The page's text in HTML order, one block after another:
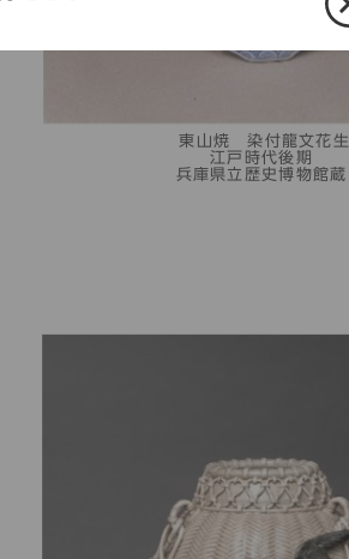
東山焼 染付龍文花生
江戸時代後期
兵庫県立歴史博物館蔵